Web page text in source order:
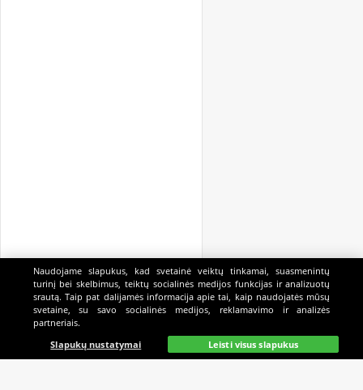
Pagrindinis Gyvai Paieška Mano Kazino
Naudojame slapukus, kad svetainė veiktų tinkamai, suasmenintų
turinį bei skelbimus, teiktų socialinės medijos funkcijas ir analizuotų
srautą. Taip pat dalijamės informacija apie tai, kaip naudojatės mūsų
svetaine, su savo socialinės medijos, reklamavimo ir analizės
partneriais.
Slapukų nustatymai
Leisti visus slapukus